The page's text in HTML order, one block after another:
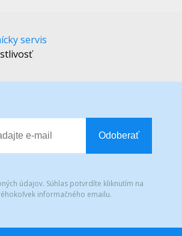
servis
Odoberať
údajov. Súhlas potvrdíte kliknutím na
informačného emailu.